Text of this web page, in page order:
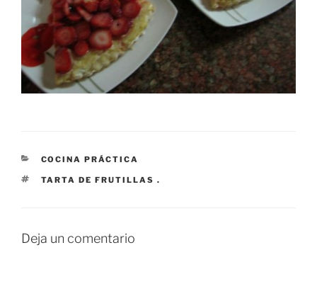
CATEGORÍAS
COCINA PRÁCTICA
ETIQUETAS
TARTA DE FRUTILLAS .
Deja un comentario